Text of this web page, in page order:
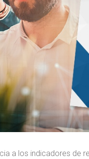
a los indicadores de